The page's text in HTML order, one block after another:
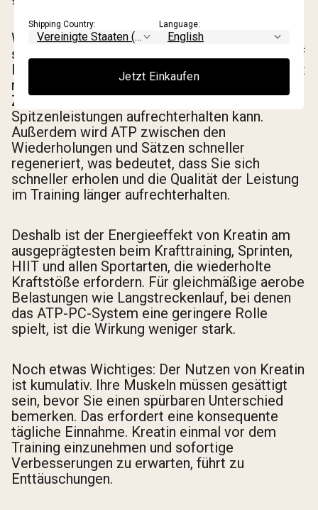
Wenn das Phosphokreatin aufgebraucht ist,
sinkt die Leistungsfähigkeit und Sie müssen auf
langsamere Energiesysteme zurückgreifen. Mit
mehr Kreatin in den Muskeln verlängern Sie die
Zeit, in der das ATP-PC-System
Spitzenleistungen aufrechterhalten kann.
Außerdem wird ATP zwischen den
Wiederholungen und Sätzen schneller
regeneriert, was bedeutet, dass Sie sich
schneller erholen und die Qualität der Leistung
im Training länger aufrechterhalten.
Deshalb ist der Energieeffekt von Kreatin am
ausgeprägtesten beim Krafttraining, Sprinten,
HIIT und allen Sportarten, die wiederholte
Kraftstöße erfordern. Für gleichmäßige aerobe
Belastungen wie Langstreckenlauf, bei denen
das ATP-PC-System eine geringere Rolle
spielt, ist die Wirkung weniger stark.
Noch etwas Wichtiges: Der Nutzen von Kreatin
ist kumulativ. Ihre Muskeln müssen gesättigt
sein, bevor Sie einen spürbaren Unterschied
bemerken. Das erfordert eine konsequente
tägliche Einnahme. Kreatin einmal vor dem
Training einzunehmen und sofortige
Verbesserungen zu erwarten, führt zu
Enttäuschungen.
Shipping Country: Language:
Jetzt Einkaufen